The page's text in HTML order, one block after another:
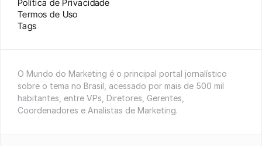
Política de Privacidade
Termos de Uso
Tags
O Mundo do Marketing é o principal portal jornalístico
sobre o tema no Brasil, acessado por mais de 500 mil
habitantes, entre VPs, Diretores, Gerentes,
Coordenadores e Analistas de Marketing.